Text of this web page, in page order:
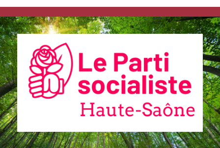
Communiqués
de presse
Fédération
Elections
municipales
Vesoul